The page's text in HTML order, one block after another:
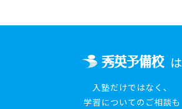
は
入塾だけではなく、
学習についてのご相談も